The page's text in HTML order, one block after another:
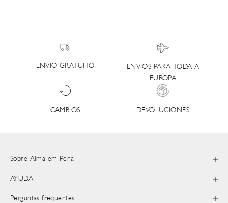
ENVIO GRATUITO
ENVIOS PARA TODA A
EUROPA
CAMBIOS DEVOLUCIONES
Sobre Alma em Pena
AYUDA
Perguntas frequentes